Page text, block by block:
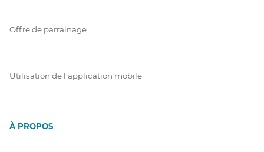
Offre de parrainage
Utilisation de l'application mobile
À PROPOS